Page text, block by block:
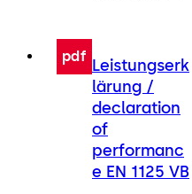
pdf Leistungserk
lärung /
declaration
of
performanc
e EN 1125 VB